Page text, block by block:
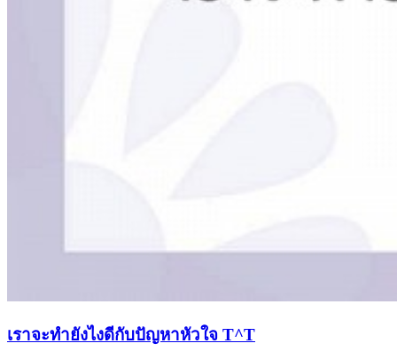
เราจะทำยังไงดีกับปัญหาหัวใจ T^T